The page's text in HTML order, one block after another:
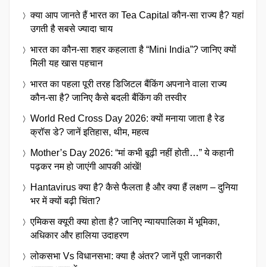
क्या आप जानते हैं भारत का Tea Capital कौन-सा राज्य है? यहां
उगती है सबसे ज्यादा चाय
भारत का कौन-सा शहर कहलाता है “Mini India”? जानिए क्यों
मिली यह खास पहचान
भारत का पहला पूरी तरह डिजिटल बैंकिंग अपनाने वाला राज्य
कौन-सा है? जानिए कैसे बदली बैंकिंग की तस्वीर
World Red Cross Day 2026: क्यों मनाया जाता है रेड
क्रॉस डे? जानें इतिहास, थीम, महत्व
Mother’s Day 2026: “मां कभी बूढ़ी नहीं होती…” ये कहानी
पढ़कर नम हो जाएंगी आपकी आंखें!
Hantavirus क्या है? कैसे फैलता है और क्या हैं लक्षण – दुनिया
भर में क्यों बढ़ी चिंता?
एमिकस क्यूरी क्या होता है? जानिए न्यायपालिका में भूमिका,
अधिकार और हालिया उदाहरण
लोकसभा Vs विधानसभा: क्या है अंतर? जानें पूरी जानकारी